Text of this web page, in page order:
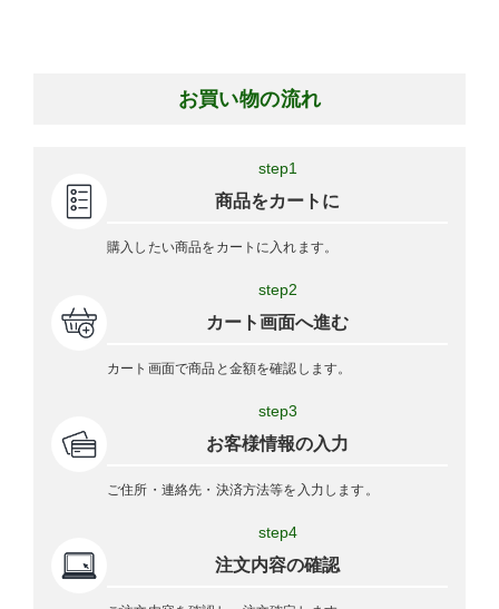
お買い物の流れ
step1
商品をカートに
購入したい商品をカートに入れます。
step2
カート画面へ進む
カート画面で商品と金額を確認します。
step3
お客様情報の入力
ご住所・連絡先・決済方法等を入力します。
step4
注文内容の確認